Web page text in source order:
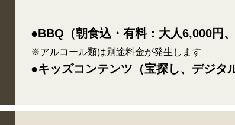
●BBQ（朝食込・有料：大人6,000円
※アルコール類は別途料金が発生します
●キッズコンテンツ（宝探し、デジタ